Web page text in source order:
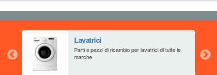
Lavatrici
Parti e pezzi di ricambio per lavatrici di tutte le
marche